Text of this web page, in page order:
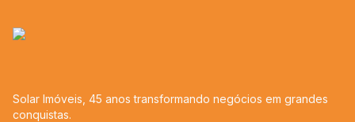
Solar Imóveis, 45 anos transformando negócios em grandes
conquistas.